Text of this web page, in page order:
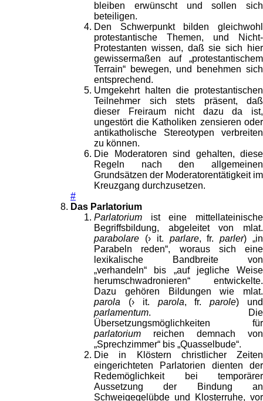
bleiben erwünscht und sollen sich
beteiligen.
Den Schwerpunkt bilden gleichwohl
protestantische Themen, und Nicht-
Protestanten wissen, daß sie sich hier
gewissermaßen auf „protestantischem
Terrain“ bewegen, und benehmen sich
entsprechend.
Umgekehrt halten die protestantischen
Teilnehmer sich stets präsent, daß
dieser Freiraum nicht dazu da ist,
ungestört die Katholiken zensieren oder
antikatholische Stereotypen verbreiten
zu können.
Die Moderatoren sind gehalten, diese
Regeln nach den allgemeinen
Grundsätzen der Moderatorentätigkeit im
Kreuzgang durchzusetzen.
#
Das Parlatorium
Parlatorium ist eine mittellateinische
Begriffsbildung, abgeleitet von mlat.
parabolare (› it. parlare, fr.parler) „in
Parabeln reden“, woraus sich eine
lexikalische Bandbreite von
„verhandeln“ bis „auf jegliche Weise
herumschwadronieren“ entwickelte.
Dazu gehören Bildungen wie mlat.
parola (› it. parola, fr.parole) und
parlamentum. Die
Übersetzungsmöglichkeiten für
parlatorium reichen demnach von
„Sprechzimmer“ bis „Quasselbude“.
Die in Klöstern christlicher Zeiten
eingerichteten Parlatorien dienten der
Redemöglichkeit bei temporärer
Aussetzung der Bindung an
Schweigegelübde und Klosterruhe, vor